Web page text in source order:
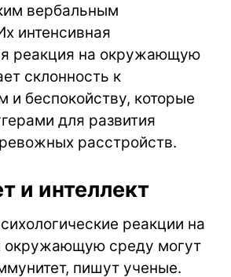
вербальным
интенсивная
реакция на окружающую
склонность к
беспокойству, которые
для развития
расстройств.
и интеллект
реакции на
окружающую среду могут
пишут ученые.